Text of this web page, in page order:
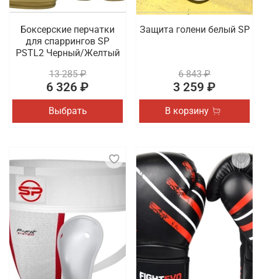
Боксерские перчатки
для спаррингов SP
PSTL2 Черный/Желтый
13 285 ₽
6 326 ₽
Выбрать
Защита голени белый SP
6 843 ₽
3 259 ₽
В корзину